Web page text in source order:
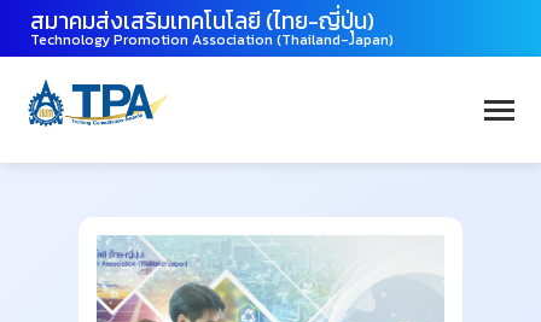
สมาคมส่งเสริมเทคโนโลยี (ไทย-ญี่ปุ่น)
Technology Promotion Association (Thailand-Japan)